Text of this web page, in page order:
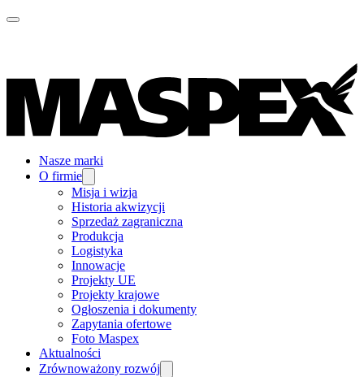
Nasze marki
O firmie
Misja i wizja
Historia akwizycji
Sprzedaż zagraniczna
Produkcja
Logistyka
Innowacje
Projekty UE
Projekty krajowe
Ogłoszenia i dokumenty
Zapytania ofertowe
Foto Maspex
Aktualności
Zrównoważony rozwój